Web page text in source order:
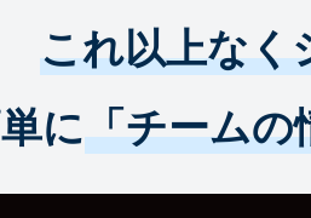
これ以上なく
に「チームの